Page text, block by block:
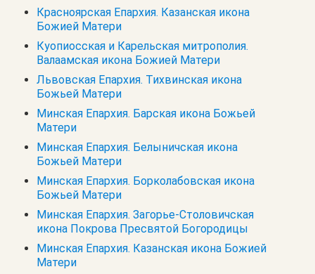
Красноярская Епархия. Казанская икона
Божией Матери
Куопиосская и Карельская митрополия.
Валаамская икона Божией Матери
Львовская Епархия. Тихвинская икона
Божьей Матери
Минская Епархия. Барская икона Божьей
Матери
Минская Епархия. Белыничская икона
Божьей Матери
Минская Епархия. Борколабовская икона
Божьей Матери
Минская Епархия. Загорье-Столовичская
икона Покрова Пресвятой Богородицы
Минская Епархия. Казанская икона Божией
Матери